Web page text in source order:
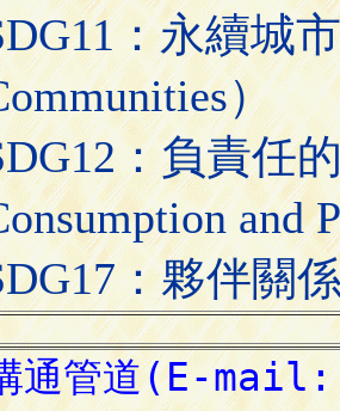
：永續城
）
：負責任
and
：夥伴關